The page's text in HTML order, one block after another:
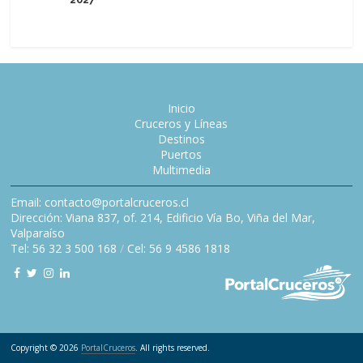
Inicio
Cruceros y Líneas
Destinos
Puertos
Multimedia
Email: contacto@portalcruceros.cl
Dirección: Viana 837, of. 214, Edificio Vía Bo, Viña del Mar,
Valparaíso
Tel: 56 32 3 500 168 / Cel: 56 9 4586 1818
Copyright © 2026 PortalCruceros. All rights reserved.